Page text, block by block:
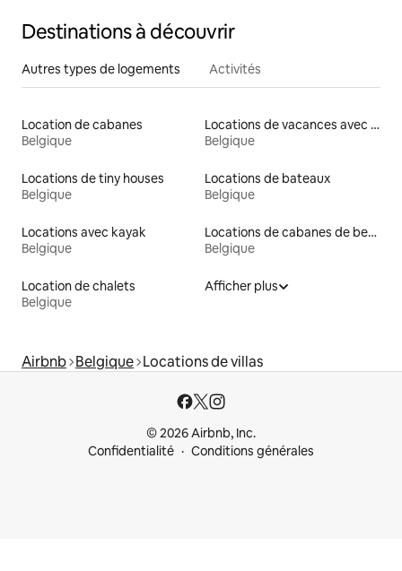
Destinations à découvrir
Autres types de logements Activités
Location de cabanes
Belgique
Locations de vacances avec piscine
Belgique
Locations de tiny houses
Belgique
Locations de bateaux
Belgique
Locations avec kayak
Belgique
Locations de cabanes de berger
Belgique
Location de chalets
Belgique
Afficher plus
Airbnb Belgique Locations de villas
© 2026 Airbnb, Inc.
Confidentialité
Conditions générales